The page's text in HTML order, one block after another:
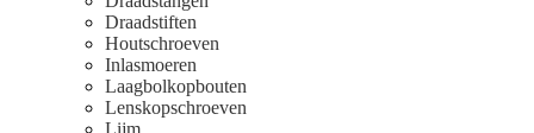
Draadstiften
Houtschroeven
Inlasmoeren
Laagbolkopbouten
Lenskopschroeven
Lijm